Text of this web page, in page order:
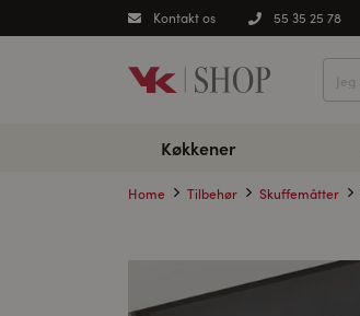
Kontakt os 55 35 25 78
Køkkener
Home Tilbehør Skuffemåtter